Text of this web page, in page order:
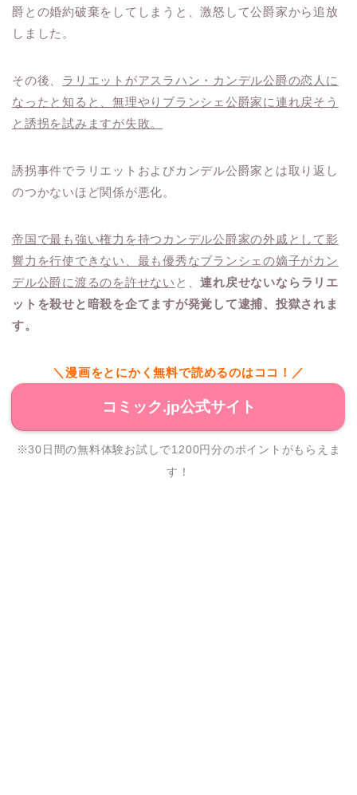
爵との婚約破棄をしてしまうと、激怒して公爵家から追放
しました。
その後、 ラリエットがアスラハン・カンデル公爵の恋人に
なったと知ると、無理やりブランシェ公爵家に連れ戻そう
と誘拐を試みますが失敗。
誘拐事件でラリエットおよびカンデル公爵家とは取り返し
のつかないほど関係が悪化。
帝国で最も強い権力を持つカンデル公爵家の外戚として影
響力を行使できない、最も優秀なブランシェの嫡子がカン
デル公爵に渡るのを許せない と、連れ戻せないならラリエ
ットを殺せと暗殺を企てますが発覚して逮捕、投獄されま
す。
＼漫画をとにかく無料で読めるのはココ！／
コミック.jp公式サイト
※30日間の無料体験お試しで1200円分のポイントがもらえま
す！